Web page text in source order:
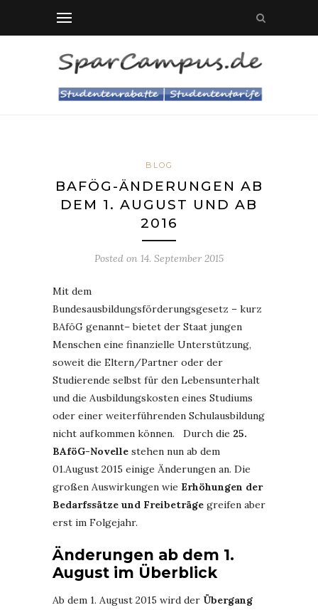
BLOG
BAFÖG-ÄNDERUNGEN AB
DEM 1. AUGUST UND AB
2016
Posted on 14. September 2015
Mit dem
Bundesausbildungsförderungsgesetz – kurz
BAföG genannt– bietet der Staat jungen
Menschen eine finanzielle Unterstützung,
soweit die Eltern/Partner oder der
Studierende selbst für den Lebensunterhalt
und die Ausbildungskosten eines Studiums
oder einer weiterführenden Schulausbildung
nicht aufkommen können. Durch die 25.
BAföG-Novelle stehen nun ab dem
01.August 2015 einige Änderungen an. Die
großen Auswirkungen wie Erhöhungen der
Bedarfssätze und Freibeträge greifen aber
erst im Folgejahr.
Änderungen ab dem 1.
August im Überblick
Ab dem 1. August 2015 wird der Übergang